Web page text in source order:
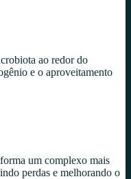
ao redor do
e o aproveitamento
um complexo mais
perdas e melhorando o